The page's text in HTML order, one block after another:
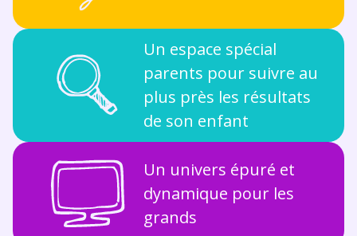
Un espace spécial
parents pour suivre au
plus près les résultats
de son enfant
Un univers épuré et
dynamique pour les
grands